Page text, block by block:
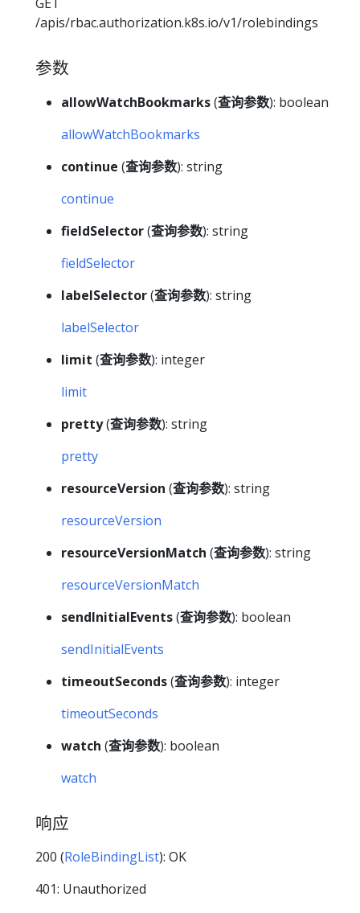
/apis/rbac.authorization.k8s.io/v1/rolebindings
参数
allowWatchBookmarks(查询参数): boolean
allowWatchBookmarks
continue (查询参数): string
continue
fieldSelector(查询参数): string
fieldSelector
labelSelector(查询参数): string
labelSelector
limit (查询参数): integer
limit
pretty(查询参数): string
pretty
resourceVersion (查询参数): string
resourceVersion
resourceVersionMatch (查询参数): string
resourceVersionMatch
sendInitialEvents(查询参数): boolean
sendInitialEvents
timeoutSeconds(查询参数): integer
timeoutSeconds
watch (查询参数): boolean
watch
响应
200 (RoleBindingList): OK
401: Unauthorized